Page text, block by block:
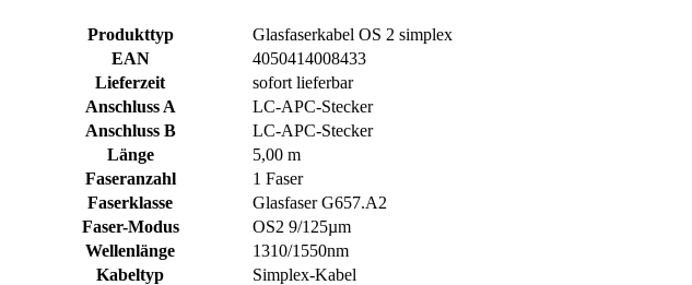
Produkttyp
Glasfaserkabel OS 2 simplex
EAN
4050414008433
Lieferzeit
sofort lieferbar
Anschluss A
LC-APC-Stecker
Anschluss B
LC-APC-Stecker
Länge
5,00 m
Faseranzahl
1 Faser
Faserklasse
Glasfaser G657.A2
Faser-Modus
OS2 9/125µm
Wellenlänge
1310/1550nm
Kabeltyp
Simplex-Kabel